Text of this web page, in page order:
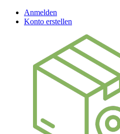
Anmelden
Konto erstellen